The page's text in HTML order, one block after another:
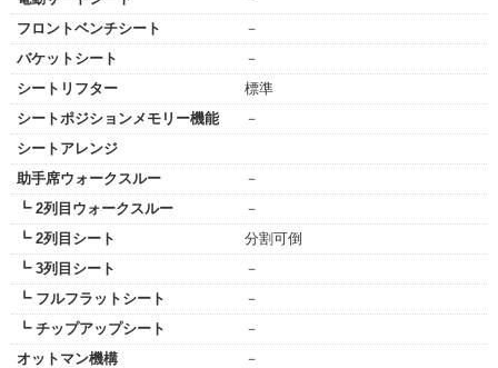
フロントベンチシート
－
バケットシート
－
シートリフター
標準
シートポジションメモリー機能
－
シートアレンジ
助手席ウォークスルー
－
┗ 2列目ウォークスルー
－
┗ 2列目シート
分割可倒
┗ 3列目シート
－
┗ フルフラットシート
－
┗ チップアップシート
－
オットマン機構
－